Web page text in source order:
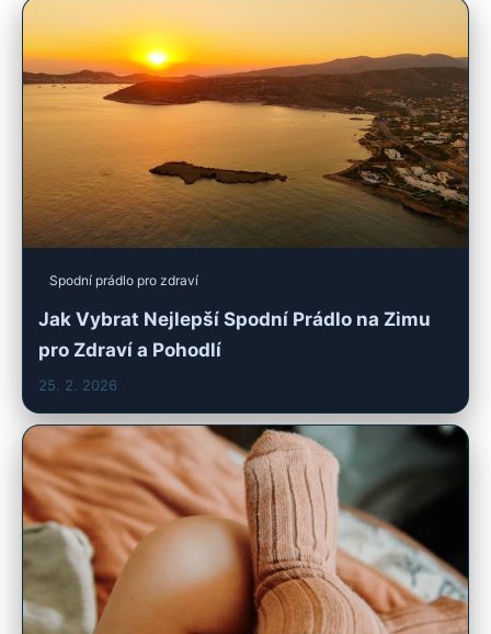
Spodní prádlo pro zdraví
Jak Vybrat Nejlepší Spodní Prádlo na Zimu
pro Zdraví a Pohodlí
25. 2. 2026